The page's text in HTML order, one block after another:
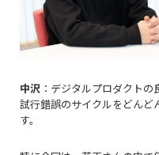
中沢 ：デジタルプロダクトの
試行錯誤のサイクルをどんど
す。